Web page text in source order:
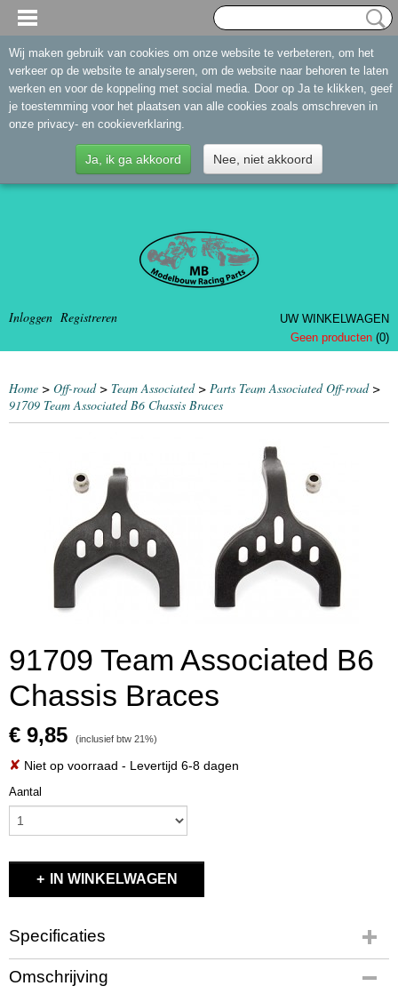
Inloggen Registreren
UW WINKELWAGEN
Geen producten (0)
Home > Off-road> Team Associated> Parts Team Associated Off-road>
91709 Team Associated B6 Chassis Braces
91709 Team Associated B6
Chassis Braces
€ 9,85 (inclusief btw 21%)
✘ Niet op voorraad - Levertijd 6-8 dagen
Aantal
IN WINKELWAGEN
Specificaties
Productcode
91709
Omschrijving
Wij maken gebruik van cookies om onze website te verbeteren, om het
verkeer op de website te analyseren, om de website naar behoren te laten
werken en voor de koppeling met social media. Door op Ja te klikken, geef
je toestemming voor het plaatsen van alle cookies zoals omschreven in
onze privacy- en cookieverklaring.
Ja, ik ga akkoord Nee, niet akkoord